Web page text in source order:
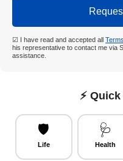
☑ I have read and accepted all
his representative to contact me via
assistance.
⚡
🛡️
Life
🩺
Health